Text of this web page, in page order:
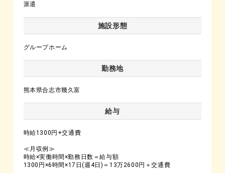
派遣
施設形態
グループホーム
勤務地
熊本県合志市幾久富
給与
時給1300円+交通費
≪月収例≫
時給×実働時間×勤務日数＝給与額
1300円×6時間×17日(週4日)＝13万2600円＋交通費